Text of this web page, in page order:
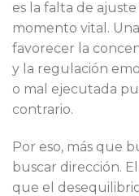
es la falta de
momento vital.
favorecer la
y la regulación
o mal ejecutada
contrario.
Por eso, más que
buscar dirección.
que el